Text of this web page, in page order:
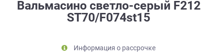
Вальмасино светло-серый F212
ST70/F074st15
Информация о рассрочке